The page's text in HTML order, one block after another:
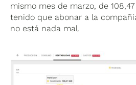
mismo mes de marzo, de
tenido que abonar a la
no está nada mal.